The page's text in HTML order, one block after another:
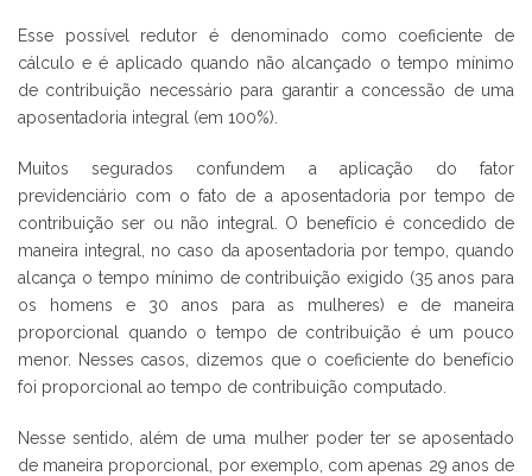
Esse possível redutor é denominado como coeficiente de
cálculo e é aplicado quando não alcançado o tempo mínimo
de contribuição necessário para garantir a concessão de uma
aposentadoria integral (em 100%).
Muitos segurados confundem a aplicação do fator
previdenciário com o fato de a aposentadoria por tempo de
contribuição ser ou não integral. O benefício é concedido de
maneira integral, no caso da aposentadoria por tempo, quando
alcança o tempo mínimo de contribuição exigido (35 anos para
os homens e 30 anos para as mulheres) e de maneira
proporcional quando o tempo de contribuição é um pouco
menor. Nesses casos, dizemos que o coeficiente do benefício
foi proporcional ao tempo de contribuição computado.
Nesse sentido, além de uma mulher poder ter se aposentado
de maneira proporcional, por exemplo, com apenas 29 anos de